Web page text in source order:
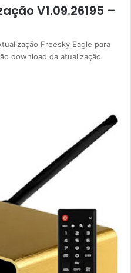
V1.09.26195 –
Freesky Eagle para
download da atualização